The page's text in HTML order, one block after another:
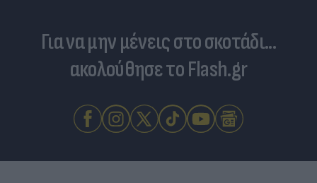
Για να μην μένεις στο σκοτάδι...
ακολούθησε το Flash.gr